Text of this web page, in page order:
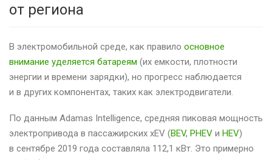
от региона
В электромобильной среде, как правило основное
внимание уделяется батареям (их емкости, плотности
энергии и времени зарядки), но прогресс наблюдается
и в других компонентах, таких как электродвигатели.
По данным Adamas Intelligence, средняя пиковая мощность
электропривода в пассажирских xEV (BEV, PHEV и HEV)
в сентябре 2019 года составляла 112,1 кВт. Это примерно